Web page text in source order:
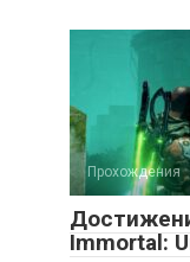
Прохождения
Immortal: